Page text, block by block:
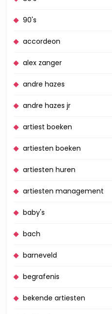
90's
accordeon
alex zanger
andre hazes
andre hazes jr
artiest boeken
artiesten boeken
artiesten huren
artiesten management
baby's
bach
barneveld
begrafenis
bekende artiesten